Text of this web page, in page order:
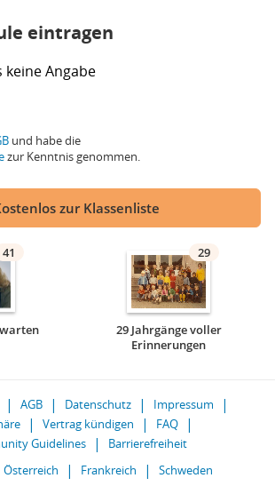
eintragen
keine Angabe
und habe die
zur Kenntnis genommen.
zur Klassenliste
41 29
29 Jahrgänge voller
Erinnerungen
AGB Datenschutz
Impressum
Vertrag kündigen
FAQ
Guidelines
Barrierefreiheit
Österreich Frankreich Schweden